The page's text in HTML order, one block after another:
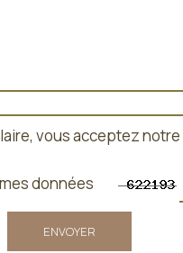
vous acceptez notre
mes données
ENVOYER